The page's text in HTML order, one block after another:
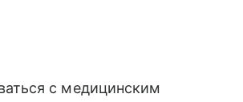
с медицинским